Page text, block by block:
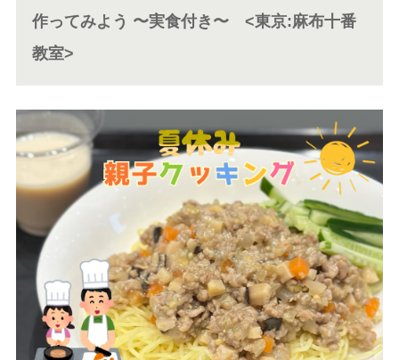
作ってみよう 〜実食付き〜 <東京:麻布十番
教室>